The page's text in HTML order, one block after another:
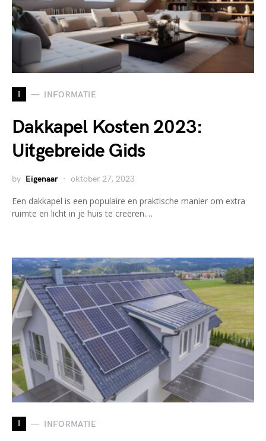
I INFORMATIE
Dakkapel Kosten 2023:
Uitgebreide Gids
by Eigenaar oktober 27, 2023
Een dakkapel is een populaire en praktische manier om extra
ruimte en licht in je huis te creëren.…
I INFORMATIE